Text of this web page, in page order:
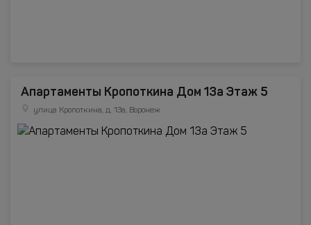
Апартаменты Кропоткина Дом 13а Этаж 5
улица Кропоткина, д. 13а, Воронеж